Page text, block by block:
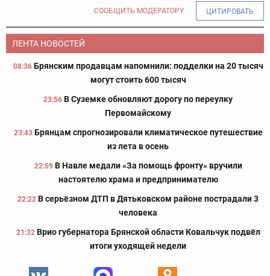
СООБЩИТЬ МОДЕРАТОРУ ЦИТИРОВАТЬ
ЛЕНТА НОВОСТЕЙ
08:36 Брянским продавцам напомнили: подделки на 20 тысяч
могут стоить 600 тысяч
23:56 В Суземке обновляют дорогу по переулку
Первомайскому
23:43 Брянцам спрогнозировали климатическое путешествие
из лета в осень
22:59 В Навле медали «За помощь фронту» вручили
настоятелю храма и предпринимателю
22:22 В серьёзном ДТП в Дятьковском районе пострадали 3
человека
21:32 Врио губернатора Брянской области Ковальчук подвёл
итоги уходящей недели